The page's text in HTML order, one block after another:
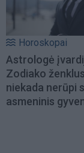
Horoskopai
Astrologė
Zodiako
niekada nerūpi
asmeninis